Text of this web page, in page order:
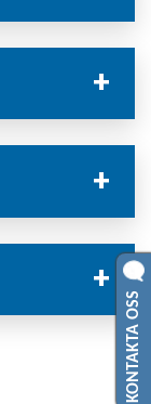
KONTAKTA OSS